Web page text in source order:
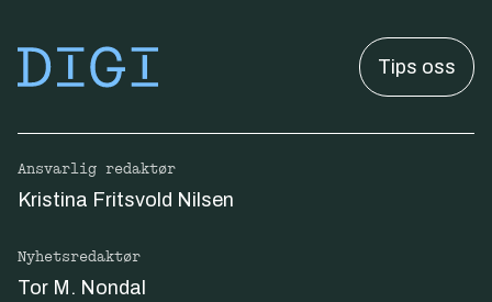
Tips oss
Ansvarlig redaktør
Kristina Fritsvold Nilsen
Nyhetsredaktør
Tor M. Nondal